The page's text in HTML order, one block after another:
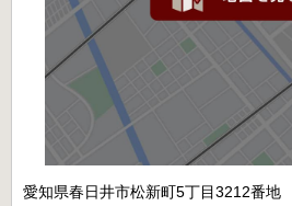
愛知県春日井市松新町5丁目3212番地